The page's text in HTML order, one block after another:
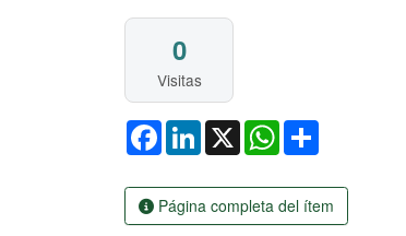
0
Visitas
FacebookLinkedIn
X WhatsApp
Página completa del ítem